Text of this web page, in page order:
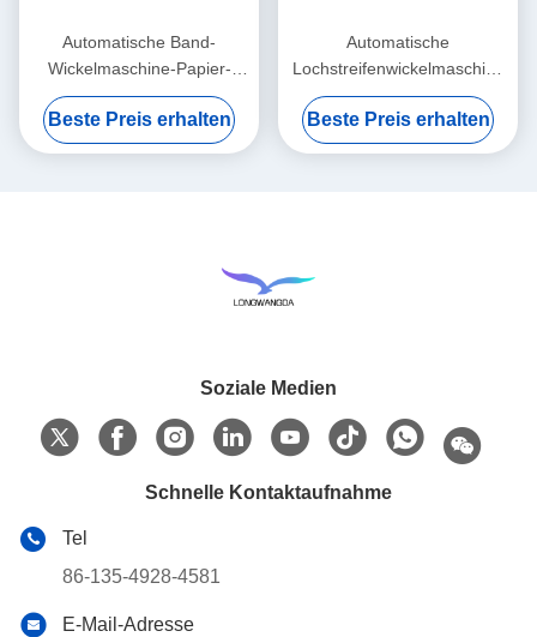
Automatische Band-
Wickelmaschine-Papier-
Rollenwickelmaschine
Beste Preis erhalten
Automatische
Lochstreifenwickelmaschine
80cm x 45cm x 55cm
Beste Preis erhalten
Soziale Medien
Schnelle Kontaktaufnahme
Tel
86-135-4928-4581
E-Mail-Adresse